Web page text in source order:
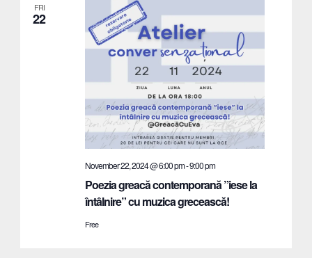
FRI
22
November 22, 2024 @ 6:00 pm-9:00 pm
Poezia greacă contemporană ”iese la
întâlnire” cu muzica grecească!
Free